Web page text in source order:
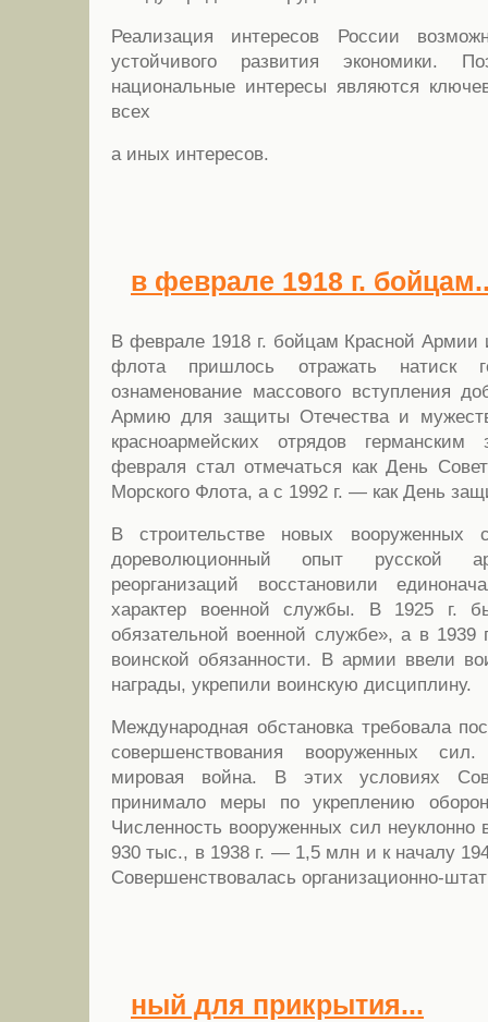
Реализация интересов России
устойчивого развития экономики.
национальные интересы являются
всех
а иных интересов.
в феврале 1918 г.
В феврале 1918 г. бойцам Красной Армии
флота пришлось отражать натиск
ознаменование массового вступления
Армию для защиты Отечества и
красноармейских отрядов
февраля стал отмечаться как День
Морского Флота, а с 1992 г. — как День
В строительстве новых вооруженных
дореволюционный опыт русской
реорганизаций восстановили
характер военной службы. В 1925 г.
обязательной военной службе», а в
воинской обязанности. В армии ввели
награды, укрепили воинскую дисциплину.
Международная обстановка требовала
совершенствования вооруженных
мировая война. В этих условиях
принимало меры по укреплению
Численность вооруженных сил неуклонно
930 тыс., в 1938 г. — 1,5 млн и к началу
Совершенствовалась организационно-
ный для прикрытия...